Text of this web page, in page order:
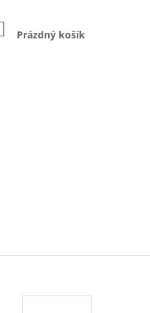
NÁKUPNÍ
KOŠÍK
Prázdný košík